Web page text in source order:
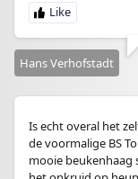
Hans Verhofstadt
Is echt overal het
de voormalige BS
mooie beukenhaag